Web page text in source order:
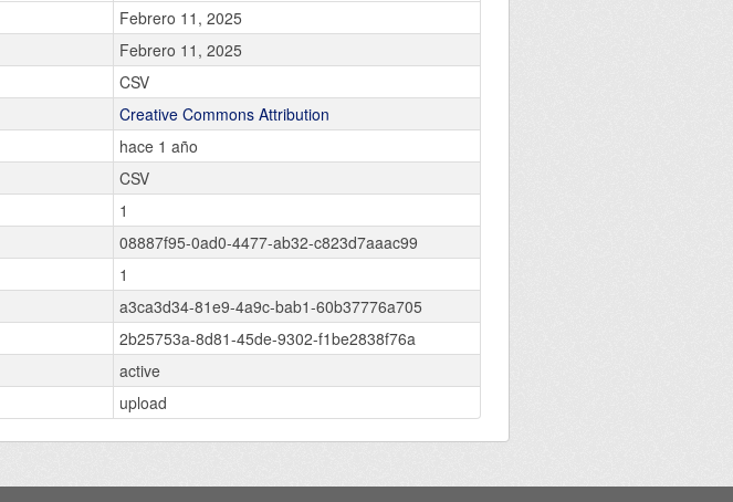
Febrero 11, 2025
Febrero 11, 2025
CSV
Creative Commons Attribution
hace 1 año
CSV
1
08887f95-0ad0-4477-ab32-c823d7aaac99
1
a3ca3d34-81e9-4a9c-bab1-60b37776a705
2b25753a-8d81-45de-9302-f1be2838f76a
active
upload